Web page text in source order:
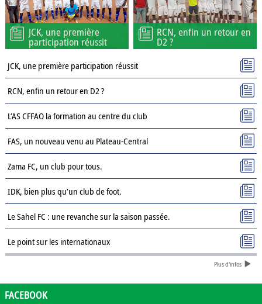
JCK, une première
participation réussit
RCN, enfin un retour en
D2 ?
JCK, une première participation réussit
RCN, enfin un retour en D2 ?
L’AS CFFAO la formation au centre du club
FAS, un nouveau venu au Plateau-Central
Zama FC, un club pour tous.
IDK, bien plus qu’un club de foot.
Le Sahel FC : une revanche sur la saison passée.
Le point sur les internationaux
Présentation des clubs de D3 : ASPC Tenkodogo
Plus d'infos
FACEBOOK